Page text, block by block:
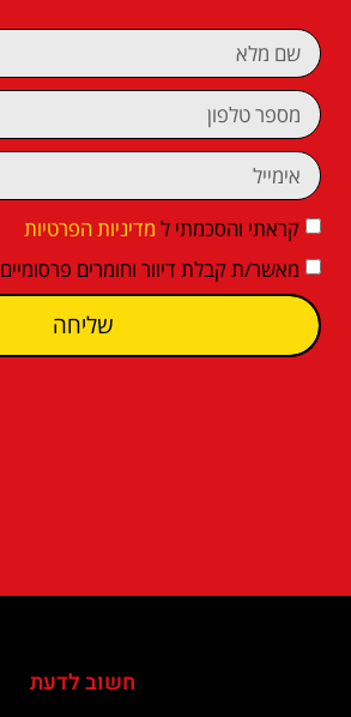
קראתי והסכמתי ל מדיניות הפרטיות
מאשר/ת קבלת דיוור וחומרים פרסומיים
שליחה
חשוב לדעת